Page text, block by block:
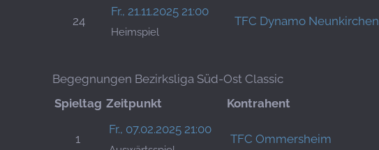
24
Fr., 21.11.2025 21:00
Heimspiel
TFC Dynamo Neunkirchen
Begegnungen Bezirksliga Süd-Ost Classic
Spieltag Zeitpunkt Kontrahent
1
Fr., 07.02.2025 21:00
TFC Ommersheim